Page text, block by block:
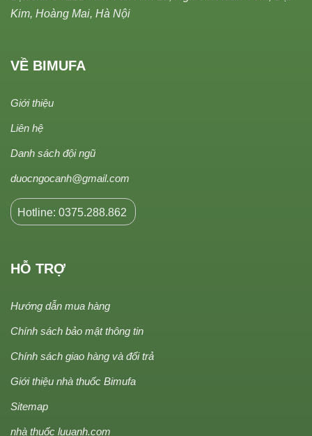
Kim, Hoàng Mai, Hà Nội
VỀ BIMUFA
Giới thiệu
Liên hệ
Danh sách đội ngũ
duocngocanh@gmail.com
Hotline: 0375.288.862
HỖ TRỢ
Hướng dẫn mua hàng
Chính sách bảo mật thông tin
Chính sách giao hàng và đổi trả
Giới thiệu nhà thuốc Bimufa
Sitemap
nhà thuốc luuanh.com